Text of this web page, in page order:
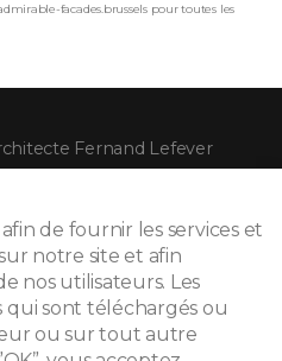
facades.brussels pour toutes les
Fernand Lefever
de fournir les services et
notre site et afin
nos utilisateurs. Les
qui sont téléchargés ou
ou sur tout autre